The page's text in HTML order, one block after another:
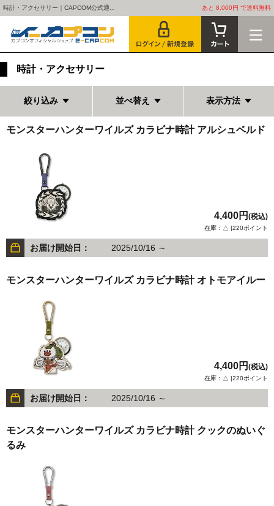
時計・アクセサリー｜CAPCOM公式通... あと 8,000円 で送料無料
時計・アクセサリー
絞り込み 並べ替え 表示方法
モンスターハンターワイルズ カラビナ時計 アルシュベルド
4,400円 (税込)
在庫：△ |220ポイント
お届け開始日： 2025/10/16 ～
モンスターハンターワイルズ カラビナ時計 オトモアイルー
4,400円 (税込)
在庫：△ |220ポイント
お届け開始日： 2025/10/16 ～
モンスターハンターワイルズ カラビナ時計 クックのぬいぐ
るみ